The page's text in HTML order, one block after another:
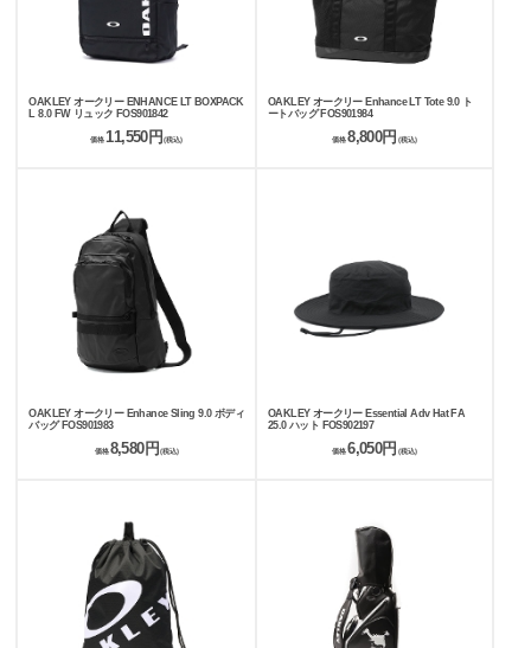
OAKLEY オークリー ENHANCE LT BOXPACK
L 8.0 FW リュック FOS901842
価格 11,550円(税込)
OAKLEY オークリー Enhance LT Tote 9.0 ト
ートバッグ FOS901984
価格8,800円 (税込)
OAKLEY オークリー Enhance Sling 9.0 ボディ
バッグ FOS901983
価格 8,580円 (税込)
OAKLEY オークリー Essential Adv Hat FA
25.0 ハット FOS902197
価格6,050円 (税込)